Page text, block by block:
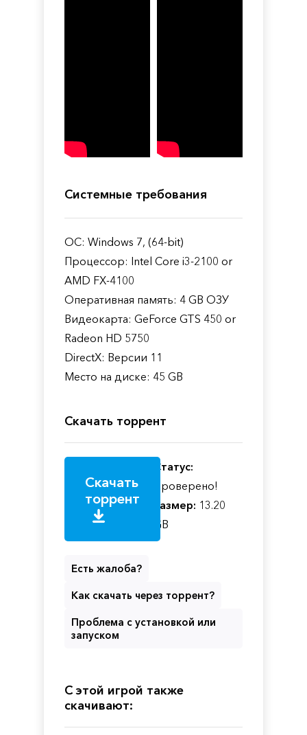
Системные требования
ОС: Windows 7, (64-bit)
Процессор: Intel Core i3-2100 or
AMD FX-4100
Оперативная память: 4 GB ОЗУ
Видеокарта: GeForce GTS 450 or
Radeon HD 5750
DirectX: Версии 11
Место на диске: 45 GB
Скачать торрент
Скачать
торрент
Статус:
Проверено!
Размер: 13.20
GB
Есть жалоба?
Как скачать через торрент?
Проблема с установкой или
запуском
С этой игрой также
скачивают: